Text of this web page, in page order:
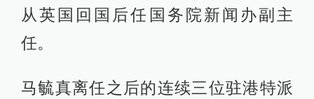
从英国回国后任国务院新闻办副主
任。
马毓真离任之后的连续三位驻港特派